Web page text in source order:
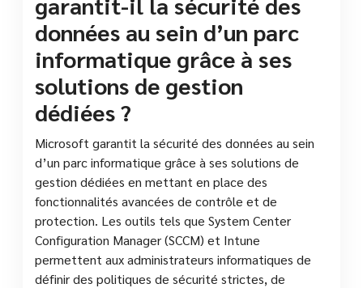
données au sein d’un parc
informatique grâce à ses
solutions de gestion
dédiées ?
Microsoft garantit la sécurité des données au sein
d’un parc informatique grâce à ses solutions de
gestion dédiées en mettant en place des
fonctionnalités avancées de contrôle et de
protection. Les outils tels que System Center
Configuration Manager (SCCM) et Intune
permettent aux administrateurs informatiques de
définir des politiques de sécurité strictes, de